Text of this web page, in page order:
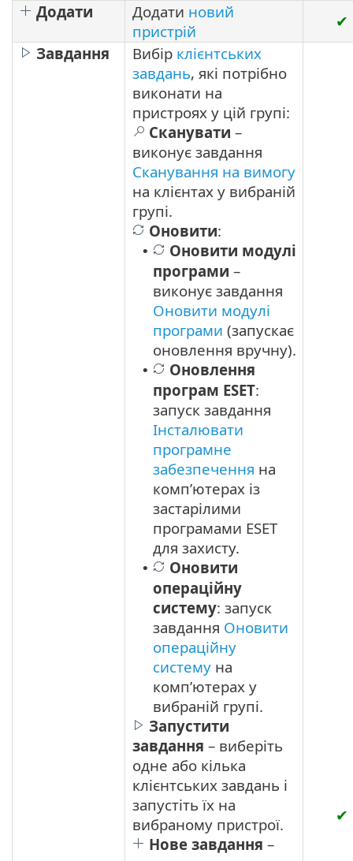
Додати
Додати новий
пристрій
✔
Завдання
Вибір клієнтських
завдань, які потрібно
виконати на
пристроях у цій групі:
Сканувати –
виконує завдання
Сканування на вимогу
на клієнтах у вибраній
групі.
Оновити:
•
Оновити модулі
програми –
виконує завдання
Оновити модулі
програми (запускає
оновлення вручну).
•
Оновлення
програм ESET:
запуск завдання
Інсталювати
програмне
забезпечення на
комп’ютерах із
застарілими
програмами ESET
для захисту.
•
Оновити
операційну
систему: запуск
завдання Оновити
операційну
систему на
комп’ютерах у
вибраній групі.
Запустити
завдання – виберіть
одне або кілька
клієнтських завдань і
запустіть їх на
вибраному пристрої.
Нове завдання –
✔